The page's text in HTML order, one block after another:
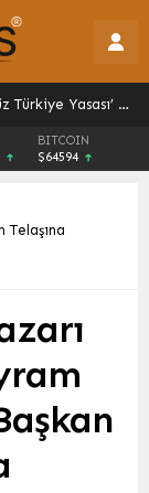
BITCOIN
$64594
Telaşına